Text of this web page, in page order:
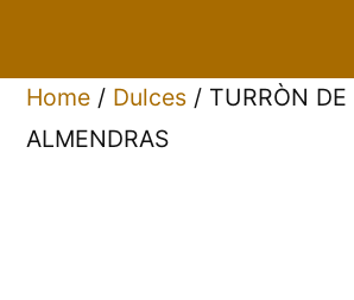
Home / Dulces / TURRÒN DE
ALMENDRAS